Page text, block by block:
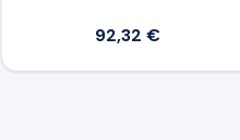
92,32 €